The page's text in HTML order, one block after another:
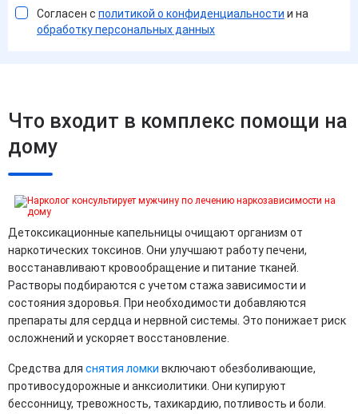
Согласен с политикой о конфиденциальности и на
обработку персональных данных
Что входит в комплекс помощи на
дому
Детоксикационные капельницы очищают организм от
наркотических токсинов. Они улучшают работу печени,
восстанавливают кровообращение и питание тканей.
Растворы подбираются с учетом стажа зависимости и
состояния здоровья. При необходимости добавляются
препараты для сердца и нервной системы. Это понижает риск
осложнений и ускоряет восстановление.
Средства для снятия ломки включают обезболивающие,
противосудорожные и анксиолитики. Они купируют
бессонницу, тревожность, тахикардию, потливость и боли.